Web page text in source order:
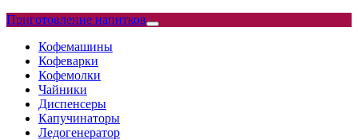
Приготовление напитков
Кофемашины
Кофеварки
Кофемолки
Чайники
Диспенсеры
Капучинаторы
Ледогенератор